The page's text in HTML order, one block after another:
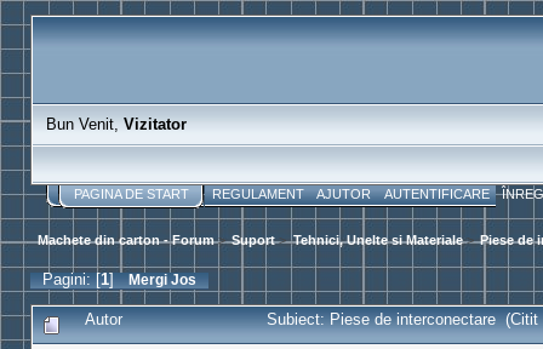
Bun Venit,Vizitator
PAGINA DE START REGULAMENT AJUTOR AUTENTIFICARE
Machete din carton - Forum> Suport> Tehnici, Unelte si Materiale> Piese de
Pagini: [1]Mergi Jos
Autor Subiect: Piese de interconectare (Citit